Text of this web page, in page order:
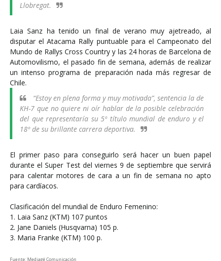
Llobregat.
Laia Sanz ha tenido un final de verano muy ajetreado, al
disputar el Atacama Rally puntuable para el Campeonato del
Mundo de Rallys Cross Country y las 24 horas de Barcelona de
Automovilismo, el pasado fin de semana, además de realizar
un intenso programa de preparación nada más regresar de
Chile.
“Estoy en plena forma y muy motivada”, sentencia la de
KH-7 que no quiere ni oír hablar de la posible celebración
del que representaría su 5º título mundial de enduro y el
18º de su brillante carrera deportiva.
El primer paso para conseguirlo será hacer un buen papel
durante el Super Test del viernes 9 de septiembre que servirá
para calentar motores de cara a un fin de semana no apto
para cardíacos.
Clasificación del mundial de Enduro Femenino:
1. Laia Sanz (KTM) 107 puntos
2. Jane Daniels (Husqvarna) 105 p.
3. Maria Franke (KTM) 100 p.
Fuente: Mediagé Comunicación